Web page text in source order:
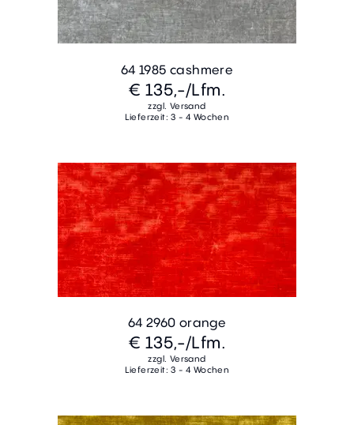
64 1985 cashmere
€ 135,-/Lfm.
zzgl. Versand
Lieferzeit: 3 - 4 Wochen
64 2960 orange
€ 135,-/Lfm.
zzgl. Versand
Lieferzeit: 3 - 4 Wochen